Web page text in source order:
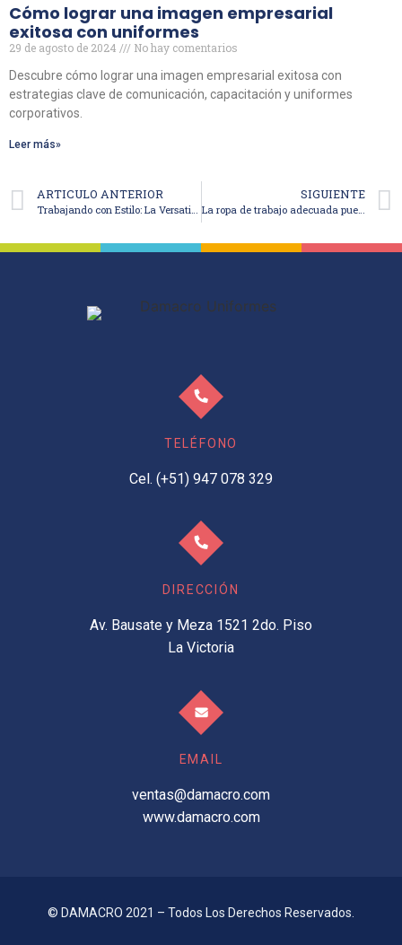
Cómo lograr una imagen empresarial
exitosa con uniformes
29 de agosto de 2024
No hay comentarios
Descubre cómo lograr una imagen empresarial exitosa con
estrategias clave de comunicación, capacitación y uniformes
corporativos.
Leer más»
ARTICULO ANTERIOR
Trabajando con Estilo: La Versatilidad del Denim en el Mundo Empresarial
SIGUIENTE
La ropa de trabajo adecuada puede ayudar a prevenir el “estrés por frío”
TELÉFONO
Cel. (+51) 947 078 329
DIRECCIÓN
Av. Bausate y Meza 1521 2do. Piso
La Victoria
EMAIL
ventas@damacro.com
www.damacro.com
© DAMACRO 2021 – Todos Los Derechos Reservados.